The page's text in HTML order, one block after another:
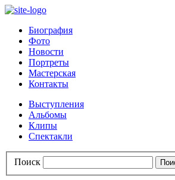
Биография
Фото
Новости
Портреты
Мастерская
Контакты
Выступления
Альбомы
Клипы
Спектакли
Поиск